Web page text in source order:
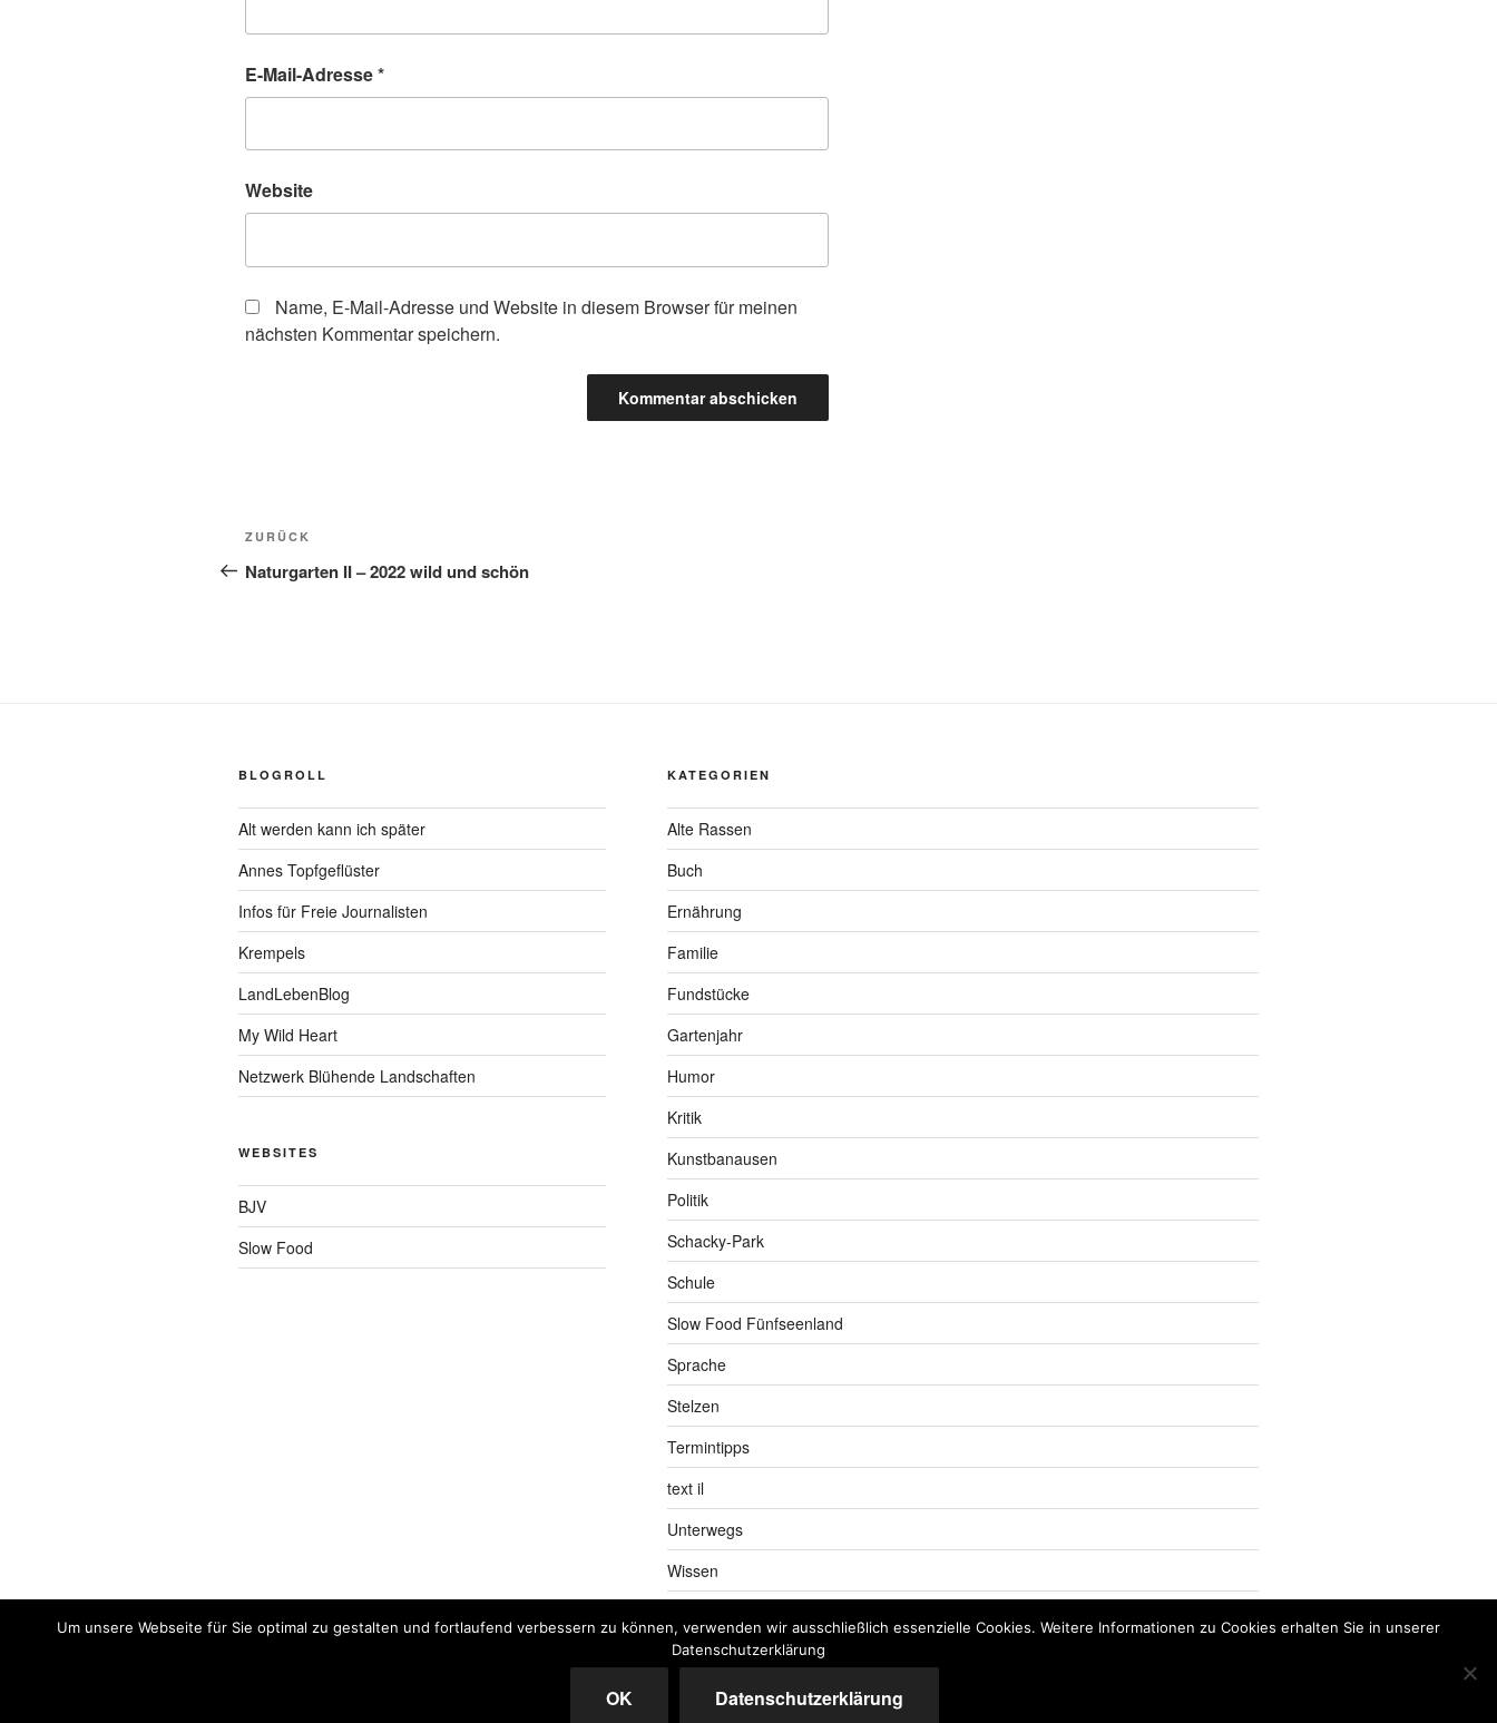
E-Mail-Adresse*
Website
Name, E-Mail-Adresse und Website in diesem Browser für meinen
nächsten Kommentar speichern.
Beitragsnavigation
Vorheriger
Beitrag
ZURÜCK
Naturgarten II – 2022 wild und schön
BLOGROLL
Alt werden kann ich später
Annes Topfgeflüster
Infos für Freie Journalisten
Krempels
LandLebenBlog
My Wild Heart
Netzwerk Blühende Landschaften
WEBSITES
BJV
Slow Food
KATEGORIEN
Alte Rassen
Buch
Ernährung
Familie
Fundstücke
Gartenjahr
Humor
Kritik
Kunstbanausen
Politik
Schacky-Park
Schule
Slow Food Fünfseenland
Sprache
Stelzen
Termintipps
text il
Unterwegs
Wissen
Um unsere Webseite für Sie optimal zu gestalten und fortlaufend verbessern zu können, verwenden wir ausschließlich essenzielle Cookies. Weitere Informationen zu Cookies erhalten Sie in unserer
Datenschutzerklärung
OK Datenschutzerklärung